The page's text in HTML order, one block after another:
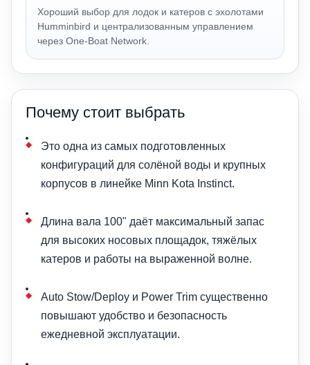
Хороший выбор для лодок и катеров с эхолотами
Humminbird и централизованным управлением
через One-Boat Network.
Почему стоит выбрать
Это одна из самых подготовленных
конфигураций для солёной воды и крупных
корпусов в линейке Minn Kota Instinct.
Длина вала 100" даёт максимальный запас
для высоких носовых площадок, тяжёлых
катеров и работы на выраженной волне.
Auto Stow/Deploy и Power Trim существенно
повышают удобство и безопасность
ежедневной эксплуатации.